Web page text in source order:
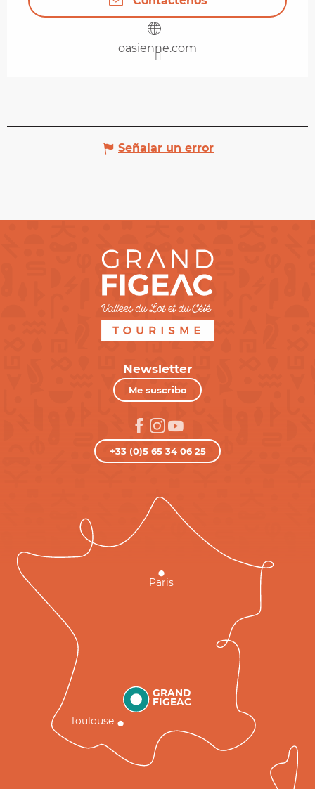
oasienne.com
Señalar un error
Newsletter
Me suscribo
+33 (0)5 65 34 06 25
GRAND
FIGEAC
Toulouse
Paris